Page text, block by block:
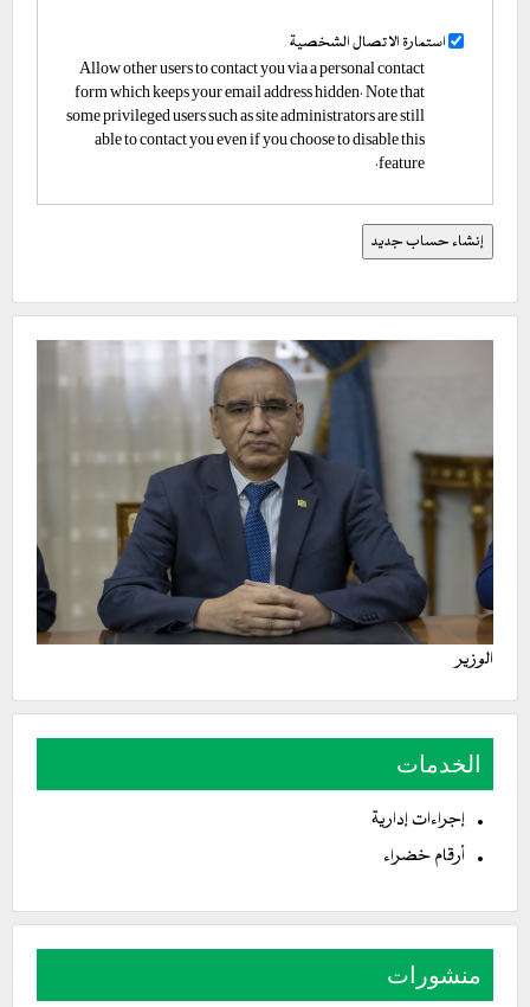
استمارة الاتصال الشخصية
Allow other users to contact you via a personal contact
form which keeps your email address hidden. Note that
some privileged users such as site administrators are still
able to contact you even if you choose to disable this
feature.
الوزير
الخدمات
إجراءات إدارية
أرقام خضراء
منشورات